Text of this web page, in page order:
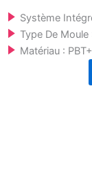
Système
Type De
Matériau :